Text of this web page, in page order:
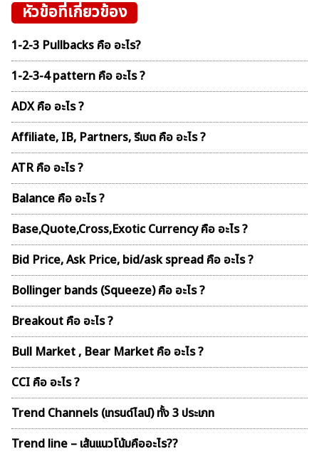
หัวข้อที่เกี่ยวข้อง
1-2-3 Pullbacks คือ อะไร?
1-2-3-4 pattern คือ อะไร ?
ADX คือ อะไร ?
Affiliate, IB, Partners, รีเบต คือ อะไร ?
ATR คือ อะไร ?
Balance คือ อะไร ?
Base,Quote,Cross,Exotic Currency คือ อะไร ?
Bid Price, Ask Price, bid/ask spread คือ อะไร ?
Bollinger bands (Squeeze) คือ อะไร ?
Breakout คือ อะไร ?
Bull Market , Bear Market คือ อะไร ?
CCI คือ อะไร ?
Trend Channels (เทรนด์ไลน์) ทั้ง 3 ประเภท
Trend line – เส้นเเนวโน้มคืออะไร??